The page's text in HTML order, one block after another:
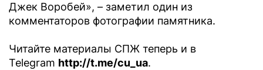
Джек Воробей», – заметил один из
комментаторов фотографии памятника.
Читайте материалы СПЖ теперь и в
Telegram http://t.me/cu_ua.